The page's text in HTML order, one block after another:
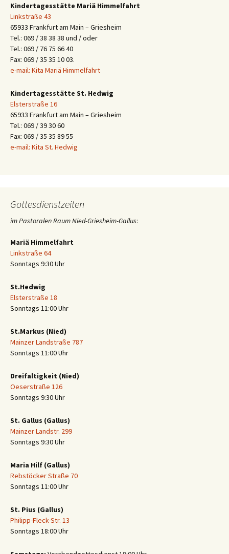
Kindertagesstätte Mariä Himmelfahrt
Linkstraße 43
65933 Frankfurt am Main – Griesheim
Tel.: 069 / 38 38 38 und / oder
Tel.: 069 / 76 75 66 40
Fax: 069 / 35 35 10 03.
e-mail: Kita Mariä Himmelfahrt
Kindertagesstätte St. Hedwig
Elsterstraße 16
65933 Frankfurt am Main – Griesheim
Tel.: 069 / 39 30 60
Fax: 069 / 35 35 89 55
e-mail: Kita St. Hedwig
Gottesdienstzeiten
im Pastoralen Raum Nied-Griesheim-Gallus:
Mariä Himmelfahrt
Linkstraße 64
Sonntags 9:30 Uhr
St.Hedwig
Elsterstraße 18
Sonntags 11:00 Uhr
St.Markus (Nied)
Mainzer Landstraße 787
Sonntags 11:00 Uhr
Dreifaltigkeit (Nied)
Oeserstraße 126
Sonntags 9:30 Uhr
St. Gallus (Gallus)
Mainzer Landstr. 299
Sonntags 9:30 Uhr
Maria Hilf (Gallus)
Rebstöcker Straße 70
Sonntags 11:00 Uhr
St. Pius (Gallus)
Philipp-Fleck-Str. 13
Sonntags 18:00 Uhr